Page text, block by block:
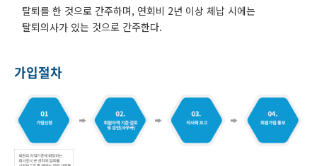
탈퇴를 한 것으로 간주하며, 연회비 2년 이상 체납 시에는
탈퇴의사가 있는 것으로 간주한다.
가입절차